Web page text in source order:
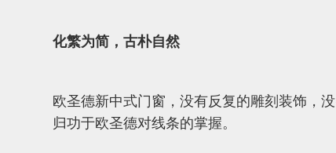
化繁为简，古朴自然
欧圣德新中式门窗，没有反复的雕刻装饰，
归功于欧圣德对线条的掌握。